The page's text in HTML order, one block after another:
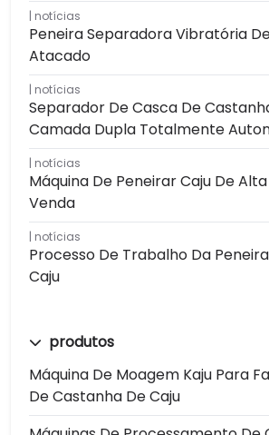
notícias
Peneira Separadora Vibratória
Atacado
notícias
Separador De Casca De
Camada Dupla Totalmente
notícias
Máquina De Peneirar Caju De
Venda
notícias
Processo De Trabalho Da
Caju
produtos
Máquina De Moagem Kaju Para
De Castanha De Caju